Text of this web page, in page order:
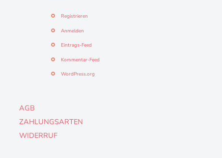
Registrieren
Anmelden
Eintrags-Feed
Kommentar-Feed
WordPress.org
AGB
ZAHLUNGSARTEN
WIDERRUF